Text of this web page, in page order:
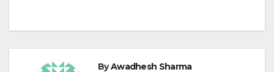
ByAwadhesh Sharma